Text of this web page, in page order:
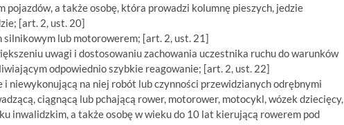
pojazdów, a także osobę, która prowadzi kolumnę pieszych, jedzie
[art. 2, ust. 20]
silnikowym lub motorowerem; [art. 2, ust. 21]
uwagi i dostosowaniu zachowania uczestnika ruchu do warunków
odpowiednio szybkie reagowanie; [art. 2, ust. 22]
i niewykonującą na niej robót lub czynności przewidzianych odrębnymi
ciągnącą lub pchającą rower, motorower, motocykl, wózek dziecięcy,
inwalidzkim, a także osobę w wieku do 10 lat kierującą rowerem pod